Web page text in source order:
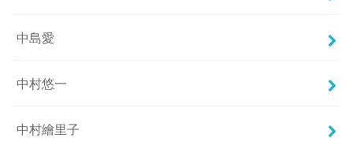
中島愛
中村悠一
中村繪里子